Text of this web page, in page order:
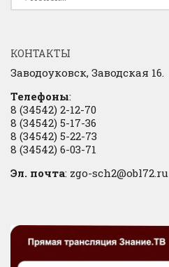
КОНТАКТЫ
Заводоуковск, Заводская 16.
Телефоны:
8 (34542) 2-12-70
8 (34542) 5-17-36
8 (34542) 5-22-73
8 (34542) 6-03-71
Эл. почта: zgo-sch2@obl72.ru